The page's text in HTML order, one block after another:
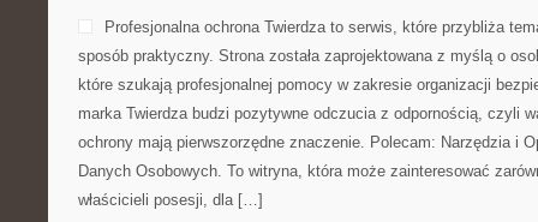
Profesjonalna ochrona Twierdza to serwis, które przybliża
sposób praktyczny. Strona została zaprojektowana z myślą o
które szukają profesjonalnej pomocy w zakresie organizacji
marka Twierdza budzi pozytywne odczucia z odpornością, czyli
ochrony mają pierwszorzędne znaczenie. Polecam: Narzędzia i
Danych Osobowych. To witryna, która może zainteresować
właścicieli posesji, dla […]